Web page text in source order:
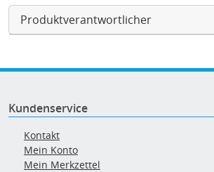
Produktverantwortlicher
Kundenservice
Kontakt
Mein Konto
Mein Merkzettel